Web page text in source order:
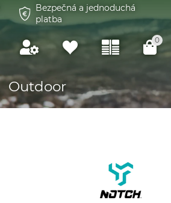
Bezpečná a jednoduchá
platba
0
Outdoor